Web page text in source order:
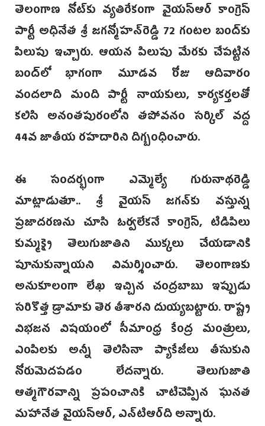
తెలంగాణ నోట్‌కు వ్యతిరేకంగా వైయస్ఆర్‌ కాంగ్రెస్‌
పార్టీ అధినేత శ్రీ జగన్మోహన్‌రెడ్డి‌ 72 గంటల బంద్‌కు
పిలుపు ఇచ్చారు. ఆయన పిలుపు మేరకు చేపట్టిన
బంద్‌లో భాగంగా మూడవ రోజు ఆదివారం
వందలాది మంది పార్టీ నాయకులు, కార్యకర్తలతో
కలిసి అనంతపురంలోని తపోవనం సర్కిల్ వద్ద
44వ జాతీయ రహదారిని దిగ్బంధించారు.
ఈ సందర్భంగా ఎమ్మెల్యే గురునాథరెడ్డి
మాట్లాడుతూ.. శ్రీ వైయస్ జగ‌న్‌కు వస్తున్న
ప్రజాదరణను చూసి ఓర్వలేకనే కాంగ్రెస్, టిడిపిలు
కుమ్మక్కై తెలుగుజాతిని ముక్కలు చేయడానికి
పూనుకున్నాయని విమర్శించారు. తెలంగాణకు
అనుకూలంగా లేఖ ఇచ్చిన చంద్రబాబు ఇప్పుడు
సరికొత్త డ్రామాకు తెర తీశారని దుయ్యబట్టారు. రాష్ట్ర
విభజన విషయంలో సీమాంధ్ర కేంద్ర మంత్రులు,
ఎంపిలకు అన్నీ తెలిసినా ప్యాకేజీలు తీసుకుని
నోరుమెదపడం లేదన్నారు. తెలుగుజాతి
ఆత్మగౌరవాన్ని ప్రపంచానికి చాటిచెప్పిన ఘనత
మహానేత వైయస్ఆర్, ఎ‌న్‌టిఆర్‌ది అన్నారు.